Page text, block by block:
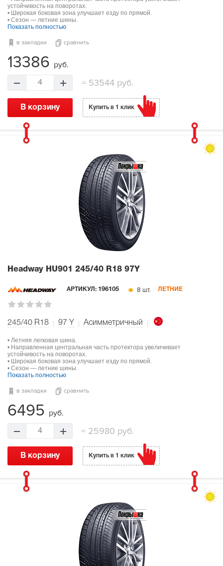
устойчивость на поворотах.
• Широкая боковая зона улучшает езду по прямой.
• Сезон — летние шины.
Показать полностью
в закладки сравнить
13386 руб.
4 =53544 руб.
В корзину Купить в 1 клик
Headway HU901 245/40 R18 97Y
АРТИКУЛ: 196105 8 шт. ЛЕТНИЕ
245/40 R18 97 Y Асимметричный
• Летняя легковая шина.
• Направленная центральная часть протектора увеличивает
устойчивость на поворотах.
• Широкая боковая зона улучшает езду по прямой.
• Сезон — летние шины.
Показать полностью
в закладки сравнить
6495 руб.
4 =25980 руб.
В корзину Купить в 1 клик